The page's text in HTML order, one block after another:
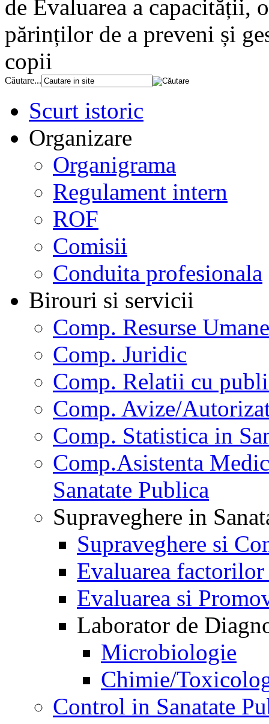
de Evaluarea a
părinților de a preveni și
copii
Căutare...
Scurt istoric
Organizare
Organigrama
Regulament intern
ROF
Comisii
Conduita profesionala
Birouri si servicii
Comp. Resurse Umane
Comp. Juridic
Comp. Relatii cu
Comp. Avize/
Comp. Statistica in
Comp.Asistenta
Sanatate Publica
Supraveghere in
Supraveghere si
Evaluarea
Evaluarea si
Laborator de
Microbiologie
Chimie/
Control in Sanatate